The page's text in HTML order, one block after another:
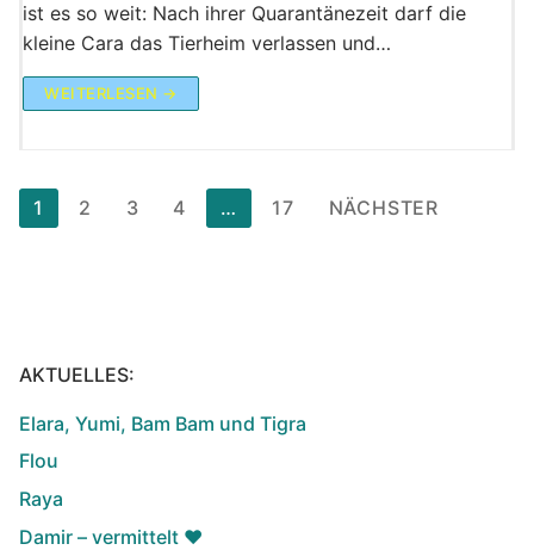
ist es so weit: Nach ihrer Quarantänezeit darf die
kleine Cara das Tierheim verlassen und…
WEITERLESEN →
Seitennummerierung
der
1 2 3 4 … 17 NÄCHSTER
AKTUELLES:
Elara, Yumi, Bam Bam und Tigra
Flou
Raya
Damir – vermittelt ♥️